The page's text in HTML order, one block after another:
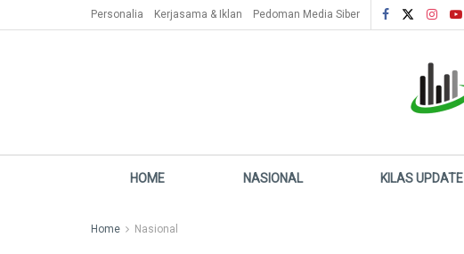
Personalia Kerjasama & Iklan Pedoman Media Siber
HOME NASIONAL KILAS UPDATE
Home Nasional